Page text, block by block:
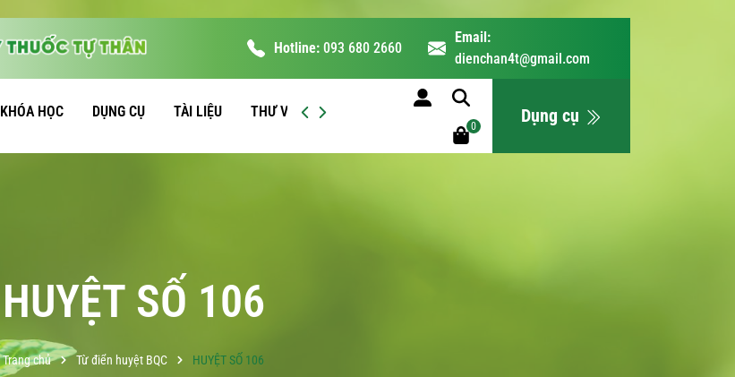
Hotline: 093 680 2660
Email:
dienchan4t@gmail.com
KHÓA HỌC DỤNG CỤ TÀI LIỆU THƯ VIỆN
0 Dụng cụ
HUYỆT SỐ 106
Trang chủ Từ điển huyệt BQC HUYỆT SỐ 106